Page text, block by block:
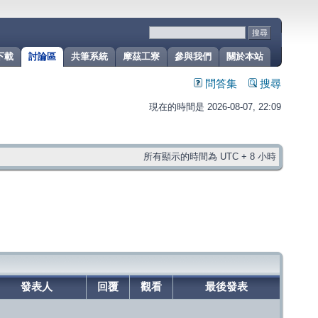
關於本站
參與我們
摩茲工寮
共筆系統
討論區
載
問答集 搜尋
現在的時間是 2026-08-07, 22:09
所有顯示的時間為 UTC + 8 小時
發表人 回覆 觀看 最後發表